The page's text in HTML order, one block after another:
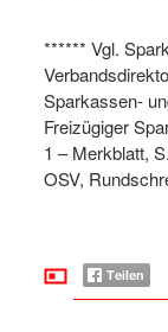
****** Vgl.
Sparkassen-
Freizügiger
1 – Merkblatt,
OSV,